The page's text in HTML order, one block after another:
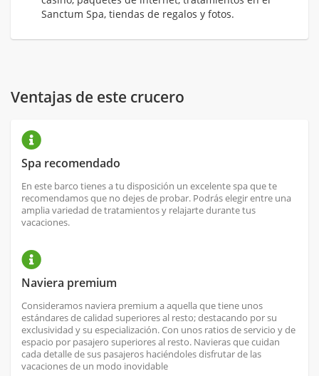
Sanctum Spa, tiendas de regalos y fotos.
Ventajas de este crucero
Spa recomendado
En este barco tienes a tu disposición un excelente spa que te
recomendamos que no dejes de probar. Podrás elegir entre una
amplia variedad de tratamientos y relajarte durante tus
vacaciones.
Naviera premium
Consideramos naviera premium a aquella que tiene unos
estándares de calidad superiores al resto; destacando por su
exclusividad y su especialización. Con unos ratios de servicio y de
espacio por pasajero superiores al resto. Navieras que cuidan
cada detalle de sus pasajeros haciéndoles disfrutar de las
vacaciones de un modo inovidable